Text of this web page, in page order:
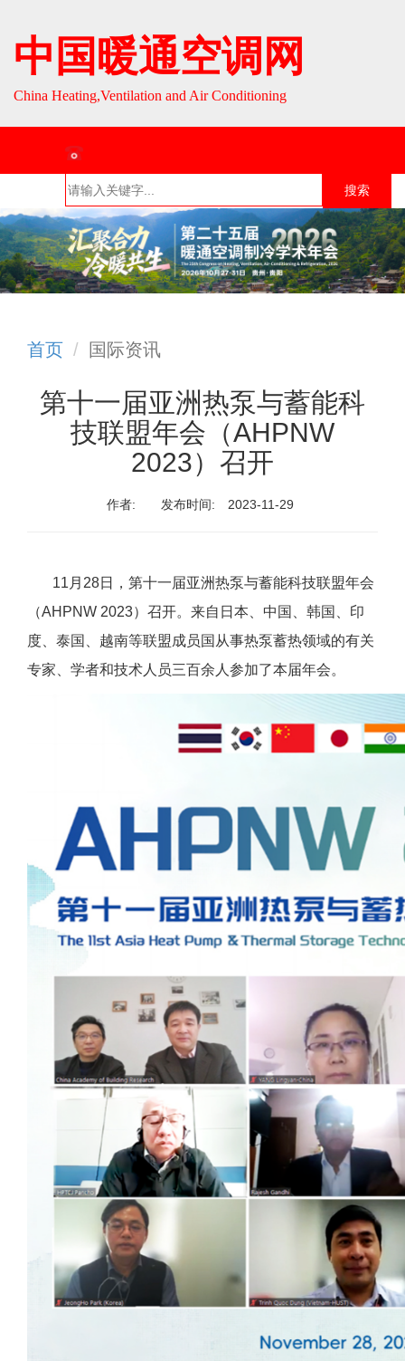
中国暖通空调网
China Heating,Ventilation and Air Conditioning
搜索
首页
组织介
绍
组织活
动
行业资
讯
English
首页 国际资讯
第十一届亚洲热泵与蓄能科
技联盟年会（AHPNW
2023）召开
作者: 发布时间: 2023-11-29
11月28日，第十一届亚洲热泵与蓄能科技联盟年会
（AHPNW 2023）召开。来自日本、中国、韩国、印
度、泰国、越南等联盟成员国从事热泵蓄热领域的有关
专家、学者和技术人员三百余人参加了本届年会。